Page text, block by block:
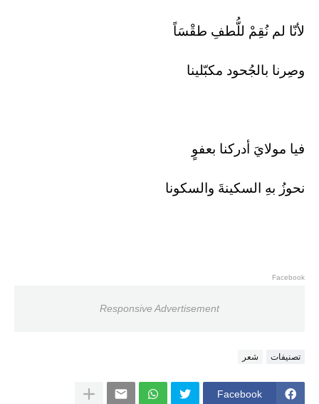
لأنّا لم نُقِمْ للُّطفِ طقْسَاً
وصِرنا بالجُحود مكبّلينا
فيا مولايَ أدركنا بعفوٍ
نحوزُ بهِ السكينةَ والسكونا
Facebook
Responsive Advertisement
تصنيفات شعر
Facebook